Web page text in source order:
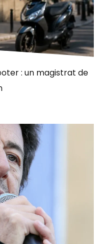
: un magistrat de